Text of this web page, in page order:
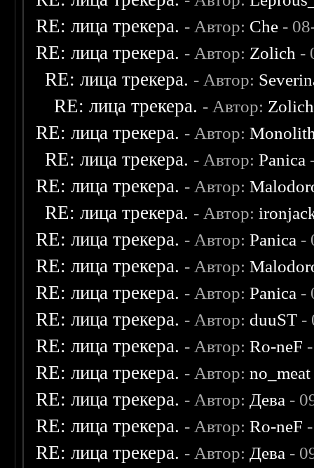
RE: лица трекера. - Автор: Che -
RE: лица трекера. - Автор: Zolich -
RE: лица трекера. - Автор:
RE: лица трекера. - Автор: Zolich
RE: лица трекера. - Автор:
RE: лица трекера. - Автор:Panica
RE: лица трекера. - Автор:
RE: лица трекера. - Автор:
RE: лица трекера. - Автор:Panica -
RE: лица трекера. - Автор:
RE: лица трекера. - Автор:Panica -
RE: лица трекера. - Автор: duuST -
RE: лица трекера. - Автор:Ro-neF
RE: лица трекера. - Автор:no_meat
RE: лица трекера. - Автор: Дева -
RE: лица трекера. - Автор:Ro-neF
RE: лица трекера. - Автор: Дева -